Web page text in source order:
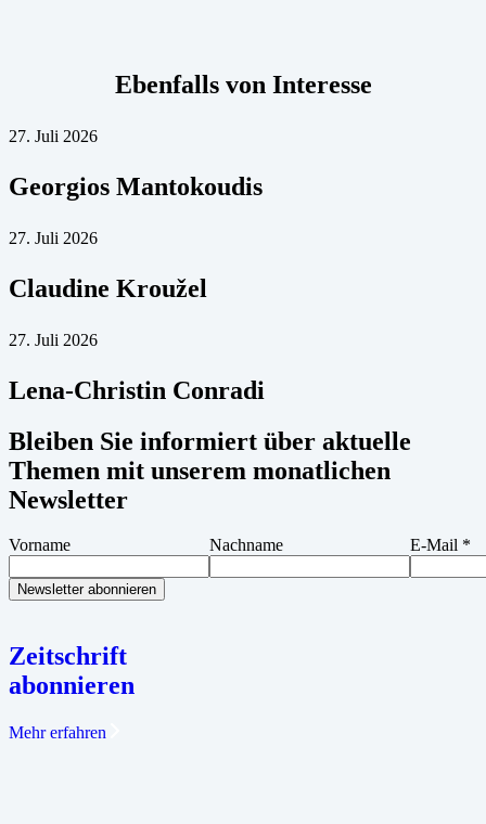
Ebenfalls von Interesse
27. Juli 2026
Georgios Mantokoudis
27. Juli 2026
Claudine Kroužel
27. Juli 2026
Lena-Christin Conradi
Bleiben Sie informiert über aktuelle
Themen mit unserem monatlichen
Newsletter
Vorname Nachname E-Mail *
Zeitschrift
abonnieren
Mehr erfahren